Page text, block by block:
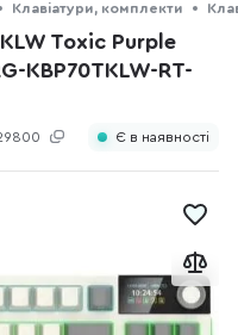
Клавіатури, комплекти
Toxic Purple
KBP70TKLW-RT-
Є в наявності